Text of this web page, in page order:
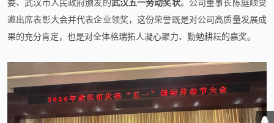
委、武汉市人民政府颁发的武汉五一劳动奖状。公司董事长陈庭顺受
邀出席表彰大会并代表企业领奖，这份荣誉既是对公司高质量发展成
果的充分肯定，也是对全体格瑞拓人凝心聚力、勤勉耕耘的嘉奖。